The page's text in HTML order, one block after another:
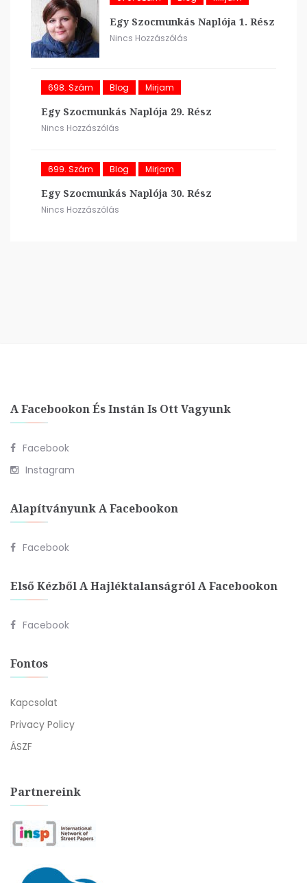
Egy Szocmunkás Naplója 1. Rész
Nincs Hozzászólás
698. Szám Blog Mirjam
Egy Szocmunkás Naplója 29. Rész
Nincs Hozzászólás
699. Szám Blog Mirjam
Egy Szocmunkás Naplója 30. Rész
Nincs Hozzászólás
A Facebookon És Instán Is Ott Vagyunk
Facebook
Instagram
Alapítványunk A Facebookon
Facebook
Első Kézből A Hajléktalanságról A Facebookon
Facebook
Fontos
Kapcsolat
Privacy Policy
ÁSZF
Partnereink